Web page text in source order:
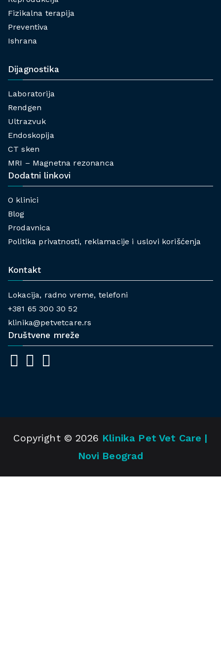
Fizikalna terapija
Preventiva
Ishrana
Dijagnostika
Laboratorija
Rendgen
Ultrazvuk
Endoskopija
CT sken
MRI – Magnetna rezonanca
Dodatni linkovi
O klinici
Blog
Prodavnica
Politika privatnosti, reklamacije i uslovi korišćenja
Kontakt
Lokacija, radno vreme, telefoni
+381 65 300 30 52
klinika@petvetcare.rs
Društvene mreže
Copyright © 2026 Klinika Pet Vet Care |
Novi Beograd